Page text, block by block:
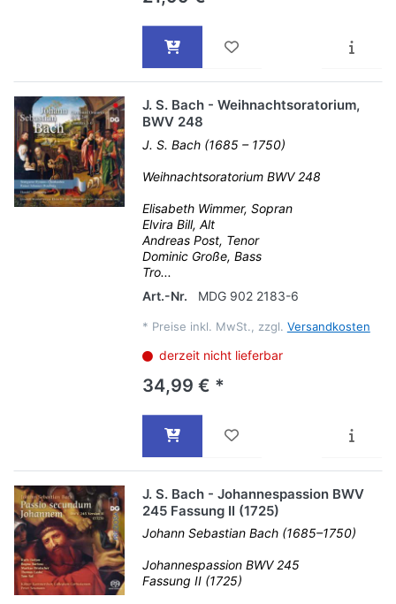
J. S. Bach - Weihnachtsoratorium,
BWV 248
J. S. Bach (1685 – 1750)
Weihnachtsoratorium BWV 248
Elisabeth Wimmer, Sopran
Elvira Bill, Alt
Andreas Post, Tenor
Dominic Große, Bass
Tro...
Art.-Nr.
MDG 902 2183-6
* Preise inkl. MwSt., zzgl. Versandkosten
derzeit nicht lieferbar
34,99 € *
J. S. Bach - Johannespassion BWV
245 Fassung II (1725)
Johann Sebastian Bach (1685–1750)
Johannespassion BWV 245
Fassung II (1725)